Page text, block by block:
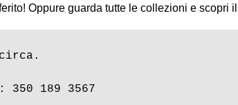
Oppure guarda tutte le collezioni e scopri
189 3567